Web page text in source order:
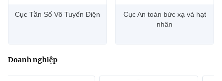
Cục Tần Số Vô Tuyến Điện
Cục An toàn bức xạ và hạt
nhân
Doanh nghiệp